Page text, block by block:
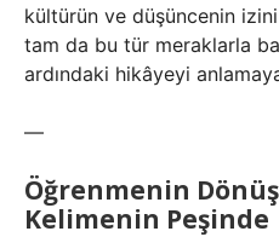
kültürün ve düşüncenin
tam da bu tür meraklarla
ardındaki hikâyeyi
—
Öğrenmenin
Kelimenin Peşinde